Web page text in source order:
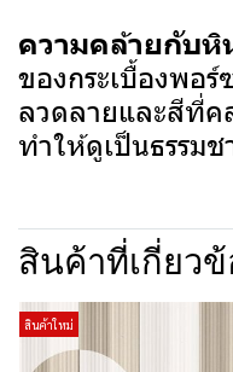
ความคล้ายกับหิ
ของกระเบื้องพอ
ลวดลายและสีที่ค
ทำให้ดูเป็นธรรม
สินค้าที่เกี่ยวข้
สินค้าใหม่